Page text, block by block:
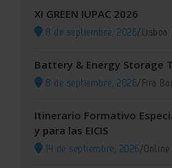
XI GREEN IUPAC 2026
8 de septiembre, 2026/Lisboa
Battery & Energy Storage
8 de septiembre, 2026/Fira
Itinerario Formativo
y para las EICIS
14 de septiembre, 2026/Online